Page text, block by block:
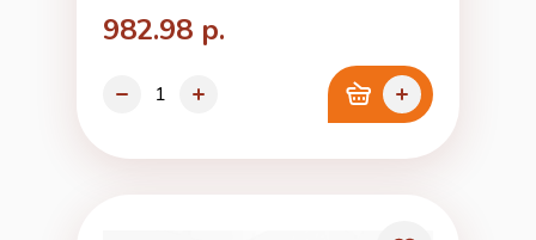
982.98 р.